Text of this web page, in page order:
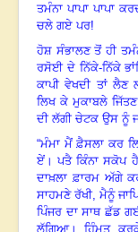
ਤਮੰਨਾ ਪਾਪਾ ਪਾਪਾ
ਚਲੇ ਗਏ ਪਰ!
ਹੋਸ਼ ਸੰਭਾਲਣ ਤੋਂ ਹੀ
ਰਸੋਈ ਦੇ ਨਿੱਕੇ-ਨਿੱਕੇ
ਕਾਪੀ ਵੇਖਦੀ ਤਾਂ ਲੈਣ
ਲਿਖ ਕੇ ਮੁਕਾਬਲੇ
ਦੀ ਲੱਗੀ ਚੇਟਕ ਉਸ ਨੂੰ
“ਮੰਮਾ ਮੈਂ ਫ਼ੈਸਲਾ ਕਰ
ਏਂ ।ਪਤੈ ਕਿੰਨਾ ਸਕੋਪ
ਦਾਖ਼ਲਾ ਫ਼ਾਰਮ ਅੱਗੇ
ਸਾਹਮਣੇ ਰੱਖੀ,ਮੈਨੂੰ
ਪਿੰਜਰ ਦਾ ਸਾਥ ਛੱਡ
ਲੱਗਿਆ।ਹਿੰਮਤ